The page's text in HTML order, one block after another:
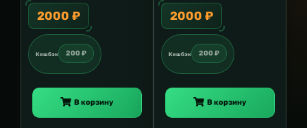
2000 ₽
Кешбэк 200 ₽
В корзину
2000 ₽
Кешбэк 200 ₽
В корзину